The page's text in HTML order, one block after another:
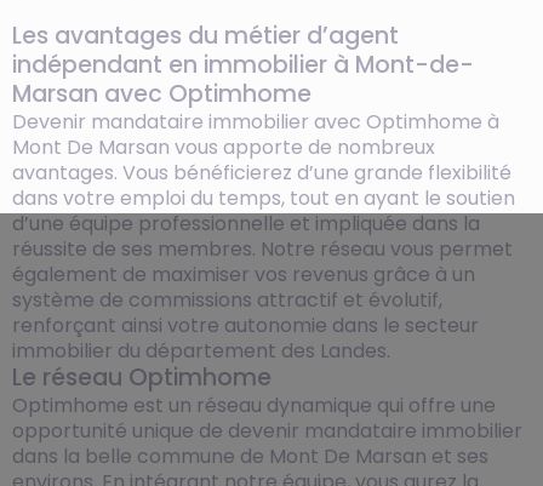
Les avantages du métier d’agent
indépendant en immobilier à Mont-de-
Marsan avec Optimhome
Devenir mandataire immobilier avec Optimhome à
Mont De Marsan vous apporte de nombreux
avantages. Vous bénéficierez d’une grande flexibilité
dans votre emploi du temps, tout en ayant le soutien
d’une équipe professionnelle et impliquée dans la
réussite de ses membres. Notre réseau vous permet
également de maximiser vos revenus grâce à un
système de commissions attractif et évolutif,
renforçant ainsi votre autonomie dans le secteur
immobilier du département des Landes.
Le réseau Optimhome
Optimhome est un réseau dynamique qui offre une
opportunité unique de devenir mandataire immobilier
dans la belle commune de Mont De Marsan et ses